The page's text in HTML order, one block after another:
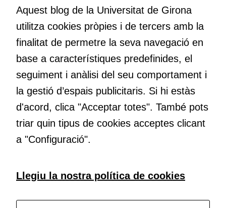
Volem crear espais de reflexió i de debat, espais on qüestionar-
nos el que estem fent, atrevir-nos a pensar noves i millors
maneres de fer-ho i generar plegats idees innovadores.
Educació
transformació. Volem contribuir a millorar-la impulsant
metodologies docents actives i ambients d’aprenentatge
dinàmics.
Subscriu-te al butlletí
Configura les cookies
Aquest blog de la Universitat de Girona
utilitza cookies pròpies i de tercers amb la
finalitat de permetre la seva navegació en
base a característiques predefinides, el
seguiment i anàlisi del seu comportament i
la gestió d’espais publicitaris. Si hi estàs
d'acord, clica "Acceptar totes". També pots
triar quin tipus de cookies acceptes clicant
a "Configuració".
Llegiu la nostra política de cookies
aquestes
cookies,
funcionalitats
desapareixeran
del lloc web.
Cookies de
màrqueting
Per a oferir
amb els
l'usuari, bé